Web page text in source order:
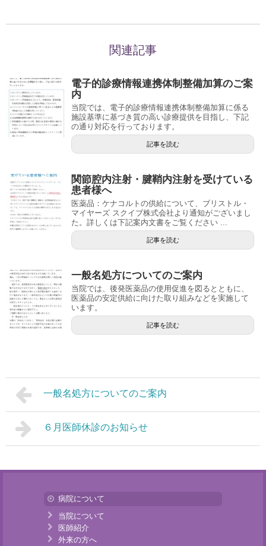
関連記事
電子的診療情報連携体制整備加算のご案
内
当院では、電子的診療情報連携体制整備加算に係る
施設基準に基づき質の高い診療提供を目指し、下記
の通り対応を行っております。
記事を読む
関節腔内注射・腱鞘内注射を受けている
患者様へ
医薬品：ケナコルトの供給について、ブリストル・
マイヤーズ スクイブ株式会社より通知がございまし
た。詳しくは下記案内文書をご覧ください ...
記事を読む
一般名処方についてのご案内
当院では、後発医薬品の使用促進を図るとともに、
医薬品の安定供給に向けた取り組みなどを実施して
います。
記事を読む
一般名処方についてのご案内
６月医師休診のお知らせ
病院について
当院について
医師紹介
外来の方へ